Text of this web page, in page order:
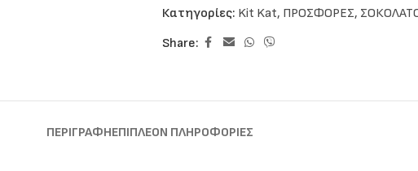
Κατηγορίες: Kit Kat, ΠΡΟΣΦΟΡΕΣ,
Share:
ΠΕΡΙΓΡΑΦΉΕΠΙΠΛΈΟΝ ΠΛΗΡΟΦΟΡΊΕΣ